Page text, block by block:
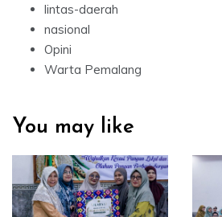
lintas-daerah
nasional
Opini
Warta Pemalang
You may like